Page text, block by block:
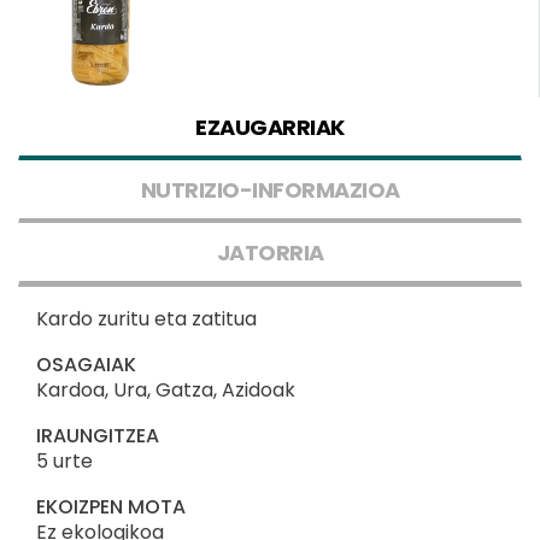
EZAUGARRIAK
NUTRIZIO-INFORMAZIOA
JATORRIA
Kardo zuritu eta zatitua
OSAGAIAK
Kardoa, Ura, Gatza, Azidoak
IRAUNGITZEA
5 urte
EKOIZPEN MOTA
Ez ekologikoa